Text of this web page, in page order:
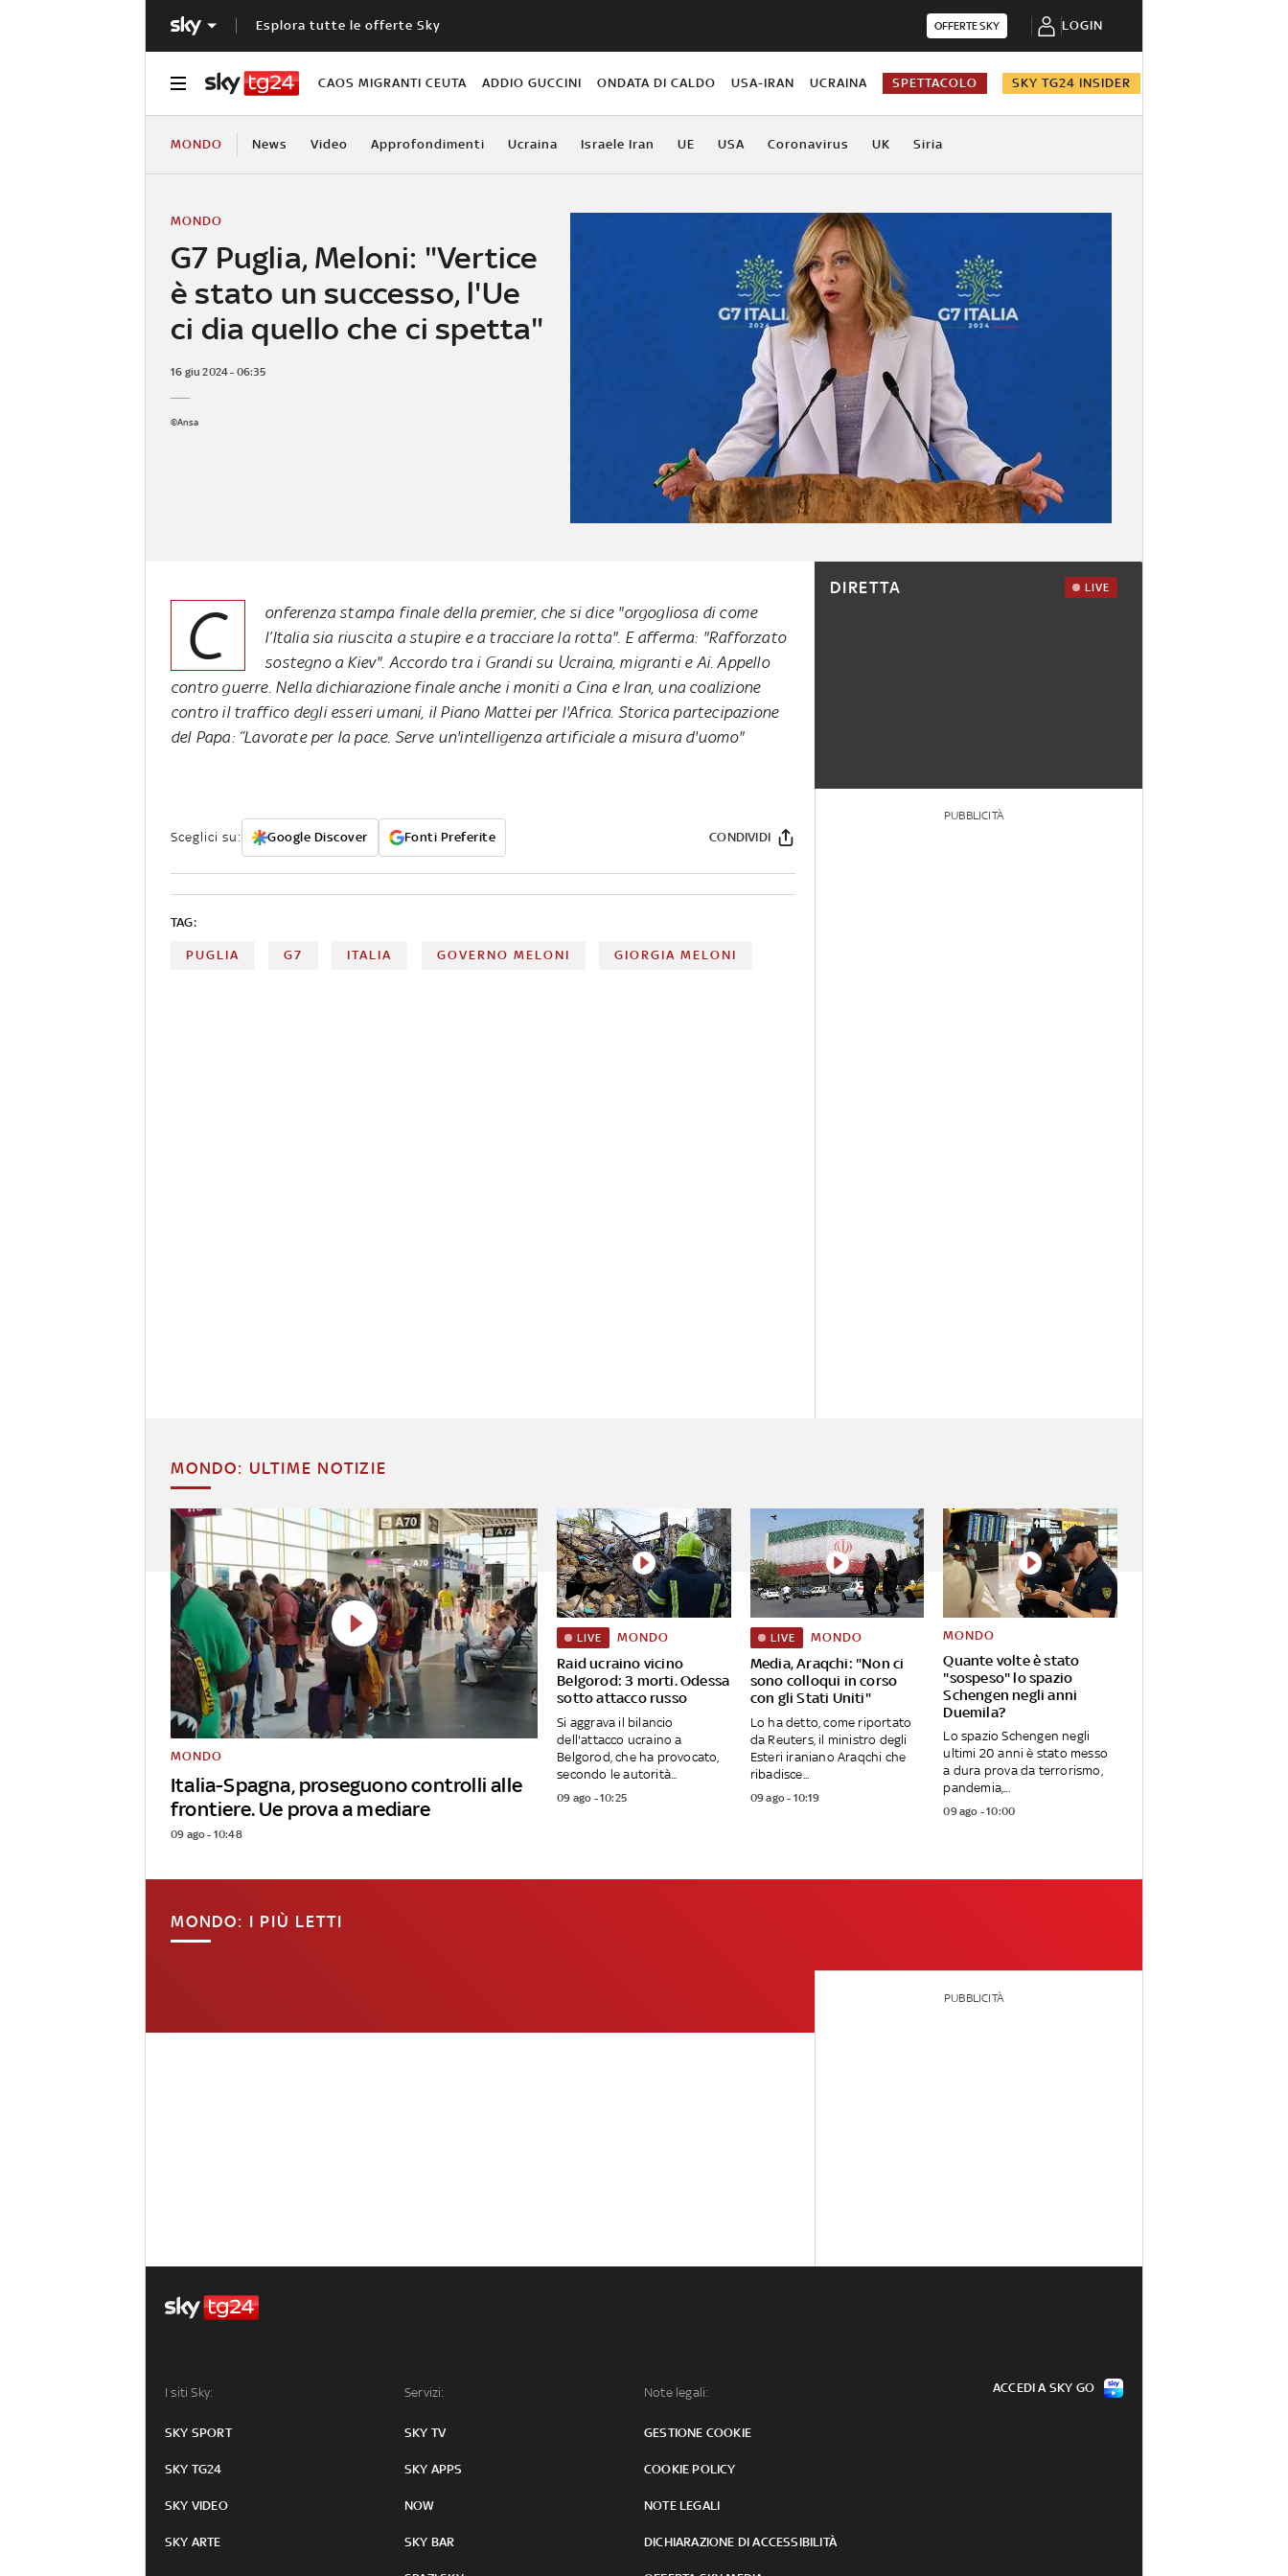
Esplora tutte le offerte Sky OFFERTE SKY LOGIN
CAOS MIGRANTI CEUTA ADDIO GUCCINI ONDATA DI CALDO USA-IRAN UCRAINA SPETTACOLO SKY TG24 INSIDER
MONDO News Video Approfondimenti Ucraina Israele Iran UE USA Coronavirus UK Siria
G7 Puglia, Meloni: "Vertice
è stato un successo, l'Ue
ci dia quello che ci spetta"
MONDO
16 giu 2024 - 06:35
©Ansa
C
onferenza stampa finale della premier, che si dice "orgogliosa di come
l’Italia sia riuscita a stupire e a tracciare la rotta". E afferma: "Rafforzato
sostegno a Kiev". Accordo tra i Grandi su Ucraina, migranti e Ai. Appello
contro guerre. Nella dichiarazione finale anche i moniti a Cina e Iran, una coalizione
contro il traffico degli esseri umani, il Piano Mattei per l'Africa. Storica partecipazione
del Papa: “Lavorate per la pace. Serve un'intelligenza artificiale a misura d'uomo"
Sceglici su: Google Discover Fonti Preferite CONDIVIDI
TAG:
PUGLIA G7 ITALIA GOVERNO MELONI GIORGIA MELONI
DIRETTA LIVE
PUBBLICITÀ
MONDO: ULTIME NOTIZIE
Italia-Spagna, proseguono controlli alle
frontiere. Ue prova a mediare
MONDO
09 ago - 10:48
Raid ucraino vicino
Belgorod: 3 morti. Odessa
sotto attacco russo
LIVE MONDO
Si aggrava il bilancio
dell'attacco ucraino a
Belgorod, che ha provocato,
secondo le autorità...
09 ago - 10:25
Media, Araqchi: "Non ci
sono colloqui in corso
con gli Stati Uniti"
LIVE MONDO
Lo ha detto, come riportato
da Reuters, il ministro degli
Esteri iraniano Araqchi che
ribadisce...
09 ago - 10:19
Quante volte è stato
"sospeso" lo spazio
Schengen negli anni
Duemila?
MONDO
Lo spazio Schengen negli
ultimi 20 anni è stato messo
a dura prova da terrorismo,
pandemia,...
09 ago - 10:00
MONDO: I PIÙ LETTI
PUBBLICITÀ
I siti Sky:
SKY SPORT
SKY TG24
SKY VIDEO
SKY ARTE
Servizi:
SKY TV
SKY APPS
NOW
SKY BAR
Note legali:
GESTIONE COOKIE
COOKIE POLICY
NOTE LEGALI
DICHIARAZIONE DI ACCESSIBILITÀ
ACCEDI A SKY GO